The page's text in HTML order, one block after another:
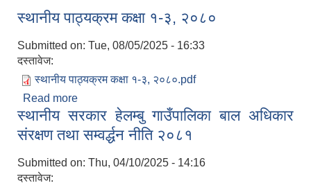
स्थानीय पाठ्यक्रम कक्षा १-३, २०८०
Submitted on: Tue, 08/05/2025 - 16:33
दस्तावेज:
स्थानीय पाठ्यक्रम कक्षा १-३, २०८०.pdf
Read more
स्थानीय सरकार हेलम्बु गाउँपालिका बाल अधिकार
संरक्षण तथा सम्वर्द्धन नीति २०८१
Submitted on: Thu, 04/10/2025 - 14:16
दस्तावेज: